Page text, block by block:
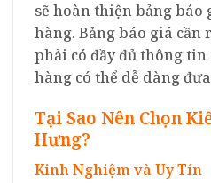
sẽ hoàn thiện bảng báo
hàng. Bảng báo giá cần
phải có đầy đủ thông
hàng có thể dễ dàng
Tại Sao Nên Chọn
Hưng?
Kinh Nghiệm và Uy Tín